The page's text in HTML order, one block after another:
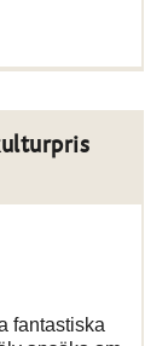
fantastiska